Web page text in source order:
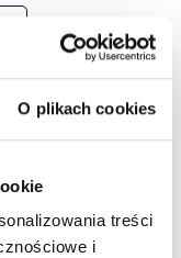
O plikach cookies
treści
i